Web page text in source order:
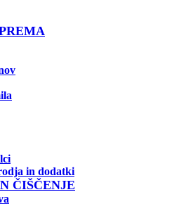
in dodatki
ČIŠČENJE